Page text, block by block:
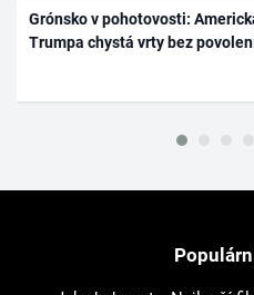
Grónsko v pohotovosti:
Trumpa chystá vrty bez